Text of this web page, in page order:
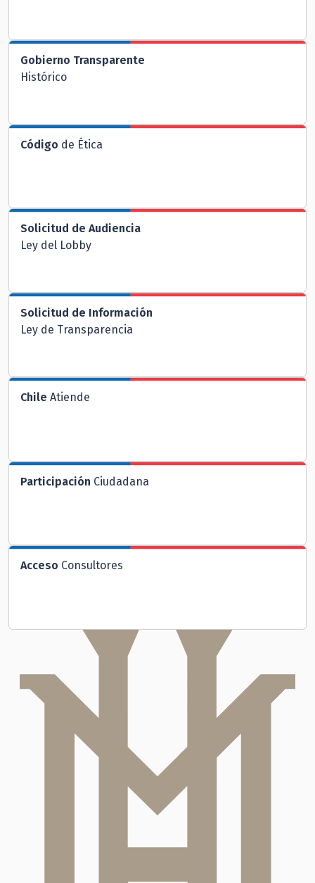
Gobierno Transparente
Histórico
Código de Ética
Solicitud de Audiencia
Ley del Lobby
Solicitud de Información
Ley de Transparencia
Chile Atiende
Participación Ciudadana
Acceso Consultores